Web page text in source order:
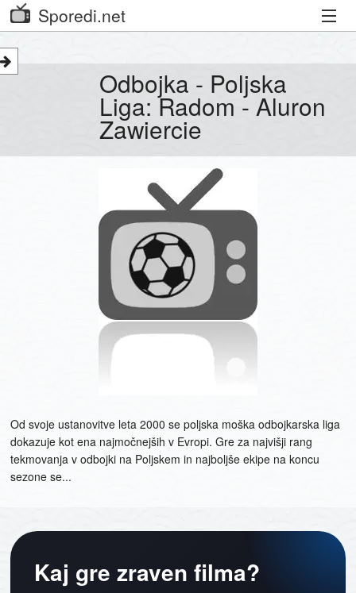
Sporedi.net
Priljubljeni kanali
Iskalnik
Odbojka - Poljska
Liga: Radom - Aluron
Zawiercie
Od svoje ustanovitve leta 2000 se poljska moška odbojkarska liga
dokazuje kot ena najmočnejših v Evropi. Gre za najvišji rang
tekmovanja v odbojki na Poljskem in najboljše ekipe na koncu
sezone se...
Kaj gre zraven filma?